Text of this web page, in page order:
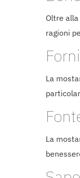
Oltre
ragioni
La
La